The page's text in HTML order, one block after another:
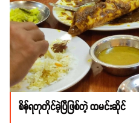
စိန်ရတုတိုင်ခဲ့ပြီဖြစ်တဲ့ ထမင်းဆိုင်